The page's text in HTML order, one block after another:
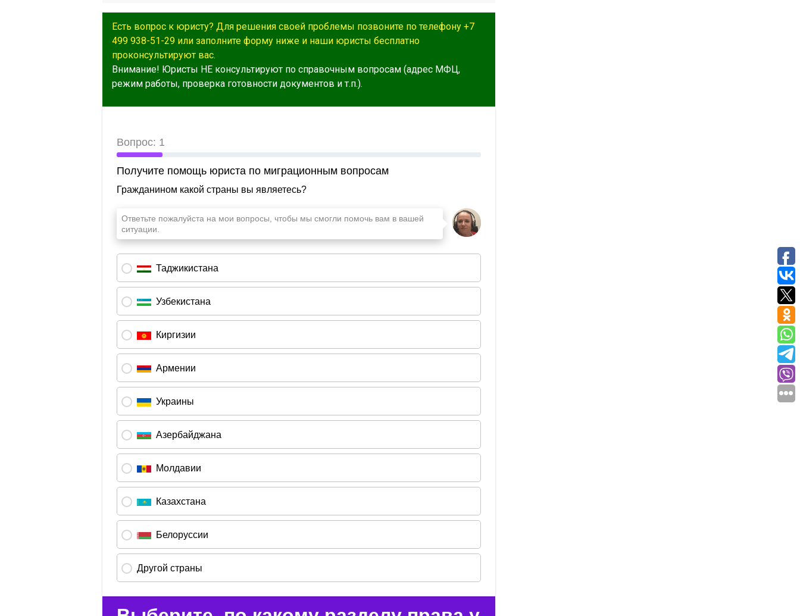
Есть вопрос к юристу? Для решения своей проблемы позвоните по телефону +7
499 938-51-29 или заполните форму ниже и наши юристы бесплатно
проконсультируют вас.
Внимание! Юристы НЕ консультируют по справочным вопросам (адрес МФЦ,
режим работы, проверка готовности документов и т.п.).